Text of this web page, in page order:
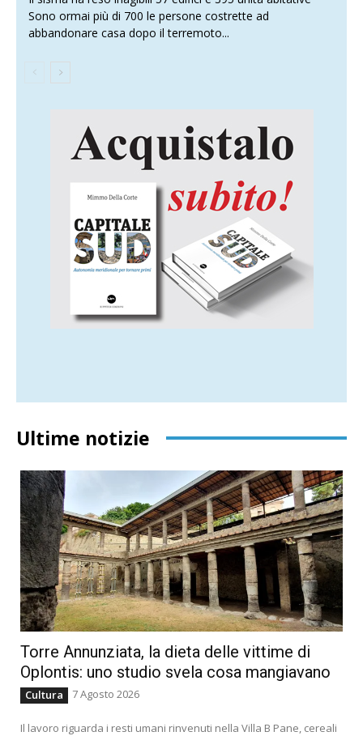
Sono ormai più di 700 le persone costrette ad
abbandonare casa dopo il terremoto...
Ultime notizie
Torre Annunziata, la dieta delle vittime di
Oplontis: uno studio svela cosa mangiavano
Cultura 7 Agosto 2026
Il lavoro riguarda i resti umani rinvenuti nella Villa B Pane, cereali